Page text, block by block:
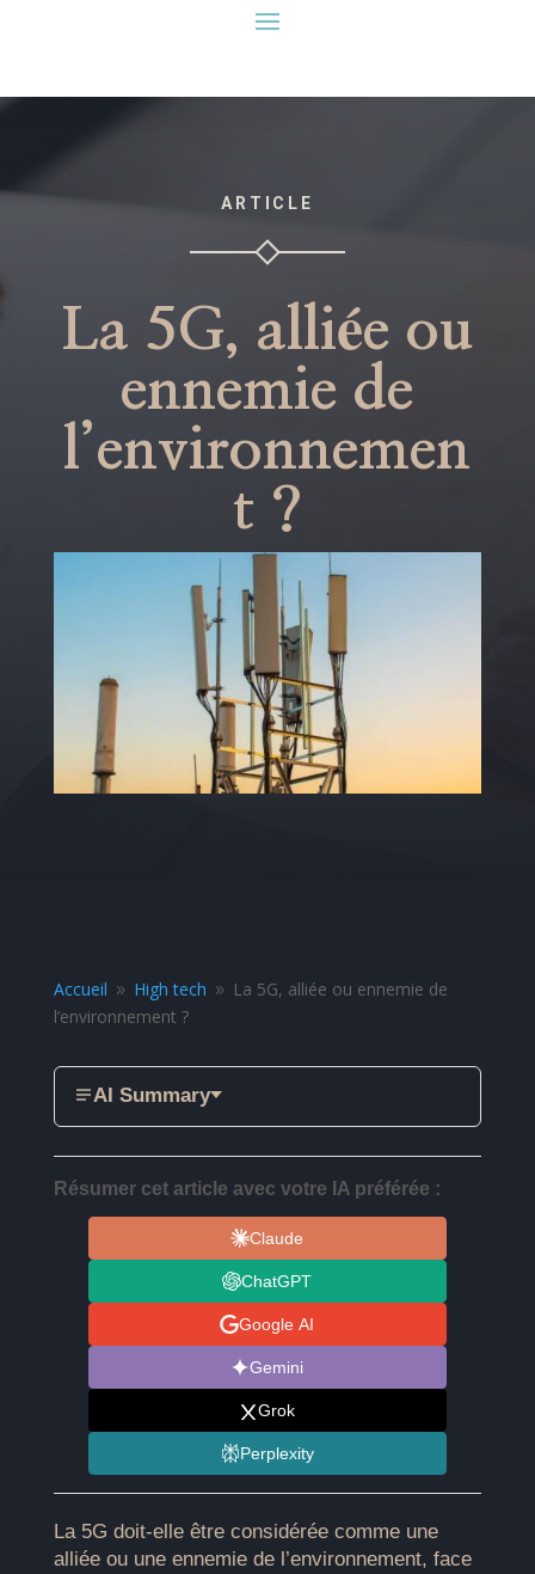
ARTICLE
La 5G, alliée ou
ennemie de
l’environnemen
t ?
Accueil 9 High tech 9
La 5G, alliée ou ennemie de
l’environnement ?
AI Summary
Résumer cet article avec votre IA préférée :
Claude
ChatGPT
Google AI
Gemini
Grok
Perplexity
La 5G doit-elle être considérée comme une
alliée ou une ennemie de l’environnement, face